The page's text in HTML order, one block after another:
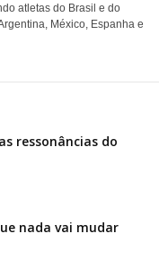
atletas do Brasil e do
México, Espanha e
ressonâncias do
nada vai mudar